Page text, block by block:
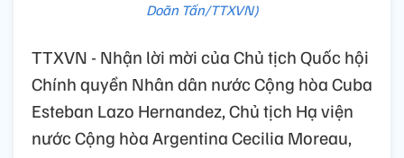
Doãn Tấn/TTXVN)
TTXVN - Nhận lời mời của Chủ tịch Quốc hội
Chính quyền Nhân dân nước Cộng hòa Cuba
Esteban Lazo Hernandez, Chủ tịch Hạ viện
nước Cộng hòa Argentina Cecilia Moreau,